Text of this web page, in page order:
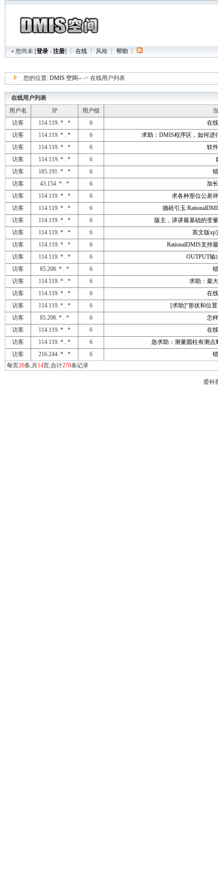
» 您尚未 [登录 - 注册] ┆ 在线 ┆ 风格 ┆ 帮助 ┆
您的位置: DMIS 空间-- -> 在线用户列表
在线用户列表
用户名
IP 用户组
访客
114.119. * . * 6
在
访客
114.119. * . * 6
求助：DMIS程序区，如何进
访客
114.119. * . * 6
软
访客
114.119. * . * 6
访客
185.191. * . * 6
访客
43.154. * . * 6
加
访客
114.119. * . * 6
求各种形位公差
访客
114.119. * . * 6
抛砖引玉
访客
114.119. * . * 6
版主，讲讲最基础的变
访客
114.119. * . * 6
英文版xp
访客
114.119. * . * 6
RationalDMIS支持
访客
114.119. * . * 6
OUTPUT输
访客
85.208. * . * 6
访客
114.119. * . * 6
求助：最
访客
114.119. * . * 6
在
访客
114.119. * . * 6
[求助]“形状和位
访客
85.208. * . * 6
怎
访客
114.119. * . * 6
在
访客
114.119. * . * 6
急求助：测量圆柱有测点
访客
216.244. * . * 6
每页20条,共14页,合计270条记录
爱科